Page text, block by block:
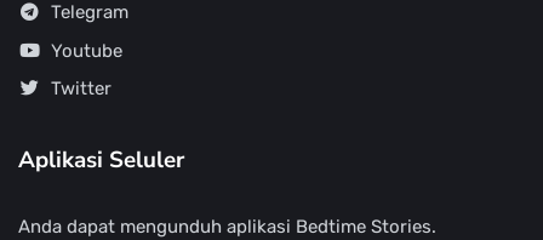
Telegram
Youtube
Twitter
Aplikasi Seluler
Anda dapat mengunduh aplikasi Bedtime Stories.